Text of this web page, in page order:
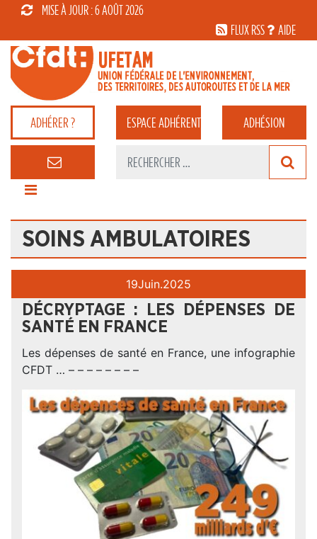
MISE À JOUR : 6 AOÛT 2026
FLUX RSS
AIDE
ADHÉRER ? ESPACEADHÉRENT ADHÉSION
SOINS AMBULATOIRES
19Juin.2025
DÉCRYPTAGE : LES DÉPENSES DE
SANTÉ EN FRANCE
Les dépenses de santé en France, une infographie
CFDT … – – – – – – – –